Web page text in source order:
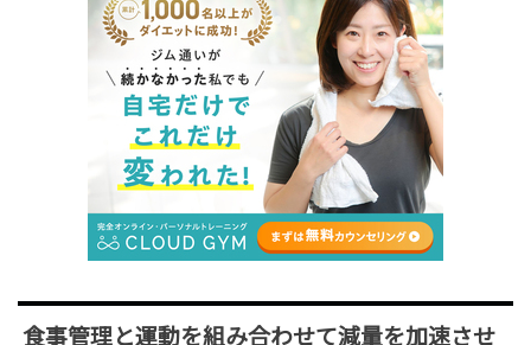
食事管理と運動を組み合わせて減量を加速させ